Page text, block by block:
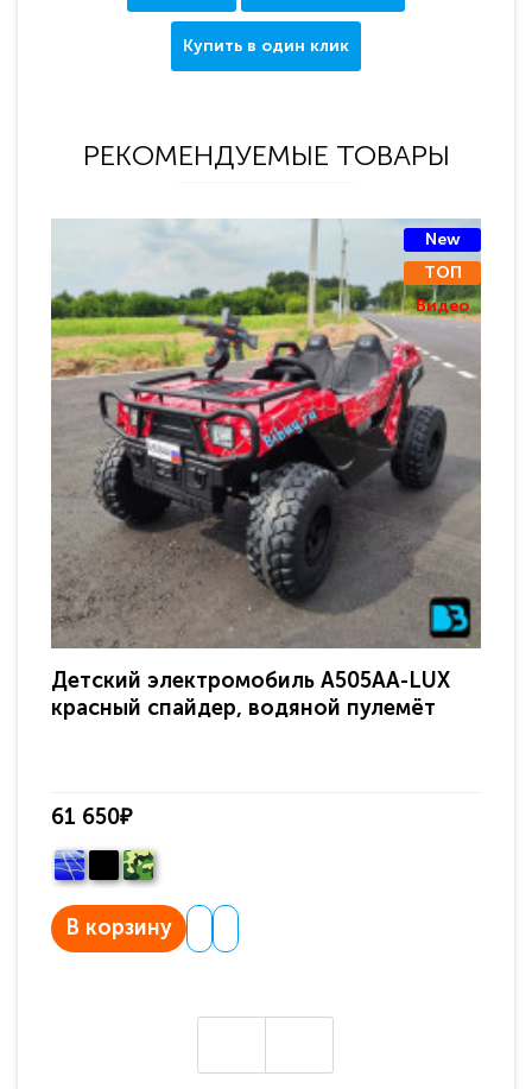
Купить в один клик
РЕКОМЕНДУЕМЫЕ ТОВАРЫ
New
ТОП
Видео
Детский электромобиль A505AA-LUX
красный спайдер, водяной пулемёт
61 650₽
В корзину